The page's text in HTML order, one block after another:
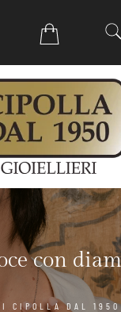
con
CIPOLLA DAL